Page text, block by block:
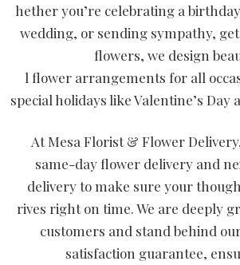
hether you’re celebrating a
wedding, or sending sympathy,
flowers, we design
l flower arrangements for all
special holidays like Valentine’s Day
At Mesa Florist & Flower
same-day flower delivery and
delivery to make sure your
rives right on time. We are deeply
customers and stand behind
satisfaction guarantee,